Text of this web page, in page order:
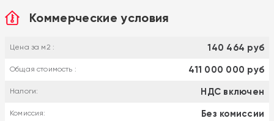
Коммерческие условия
Цена за м2 : 140 464 руб
Общая стоимость : 411 000 000 руб
Налоги: НДС включен
Комиссия: Без комиссии